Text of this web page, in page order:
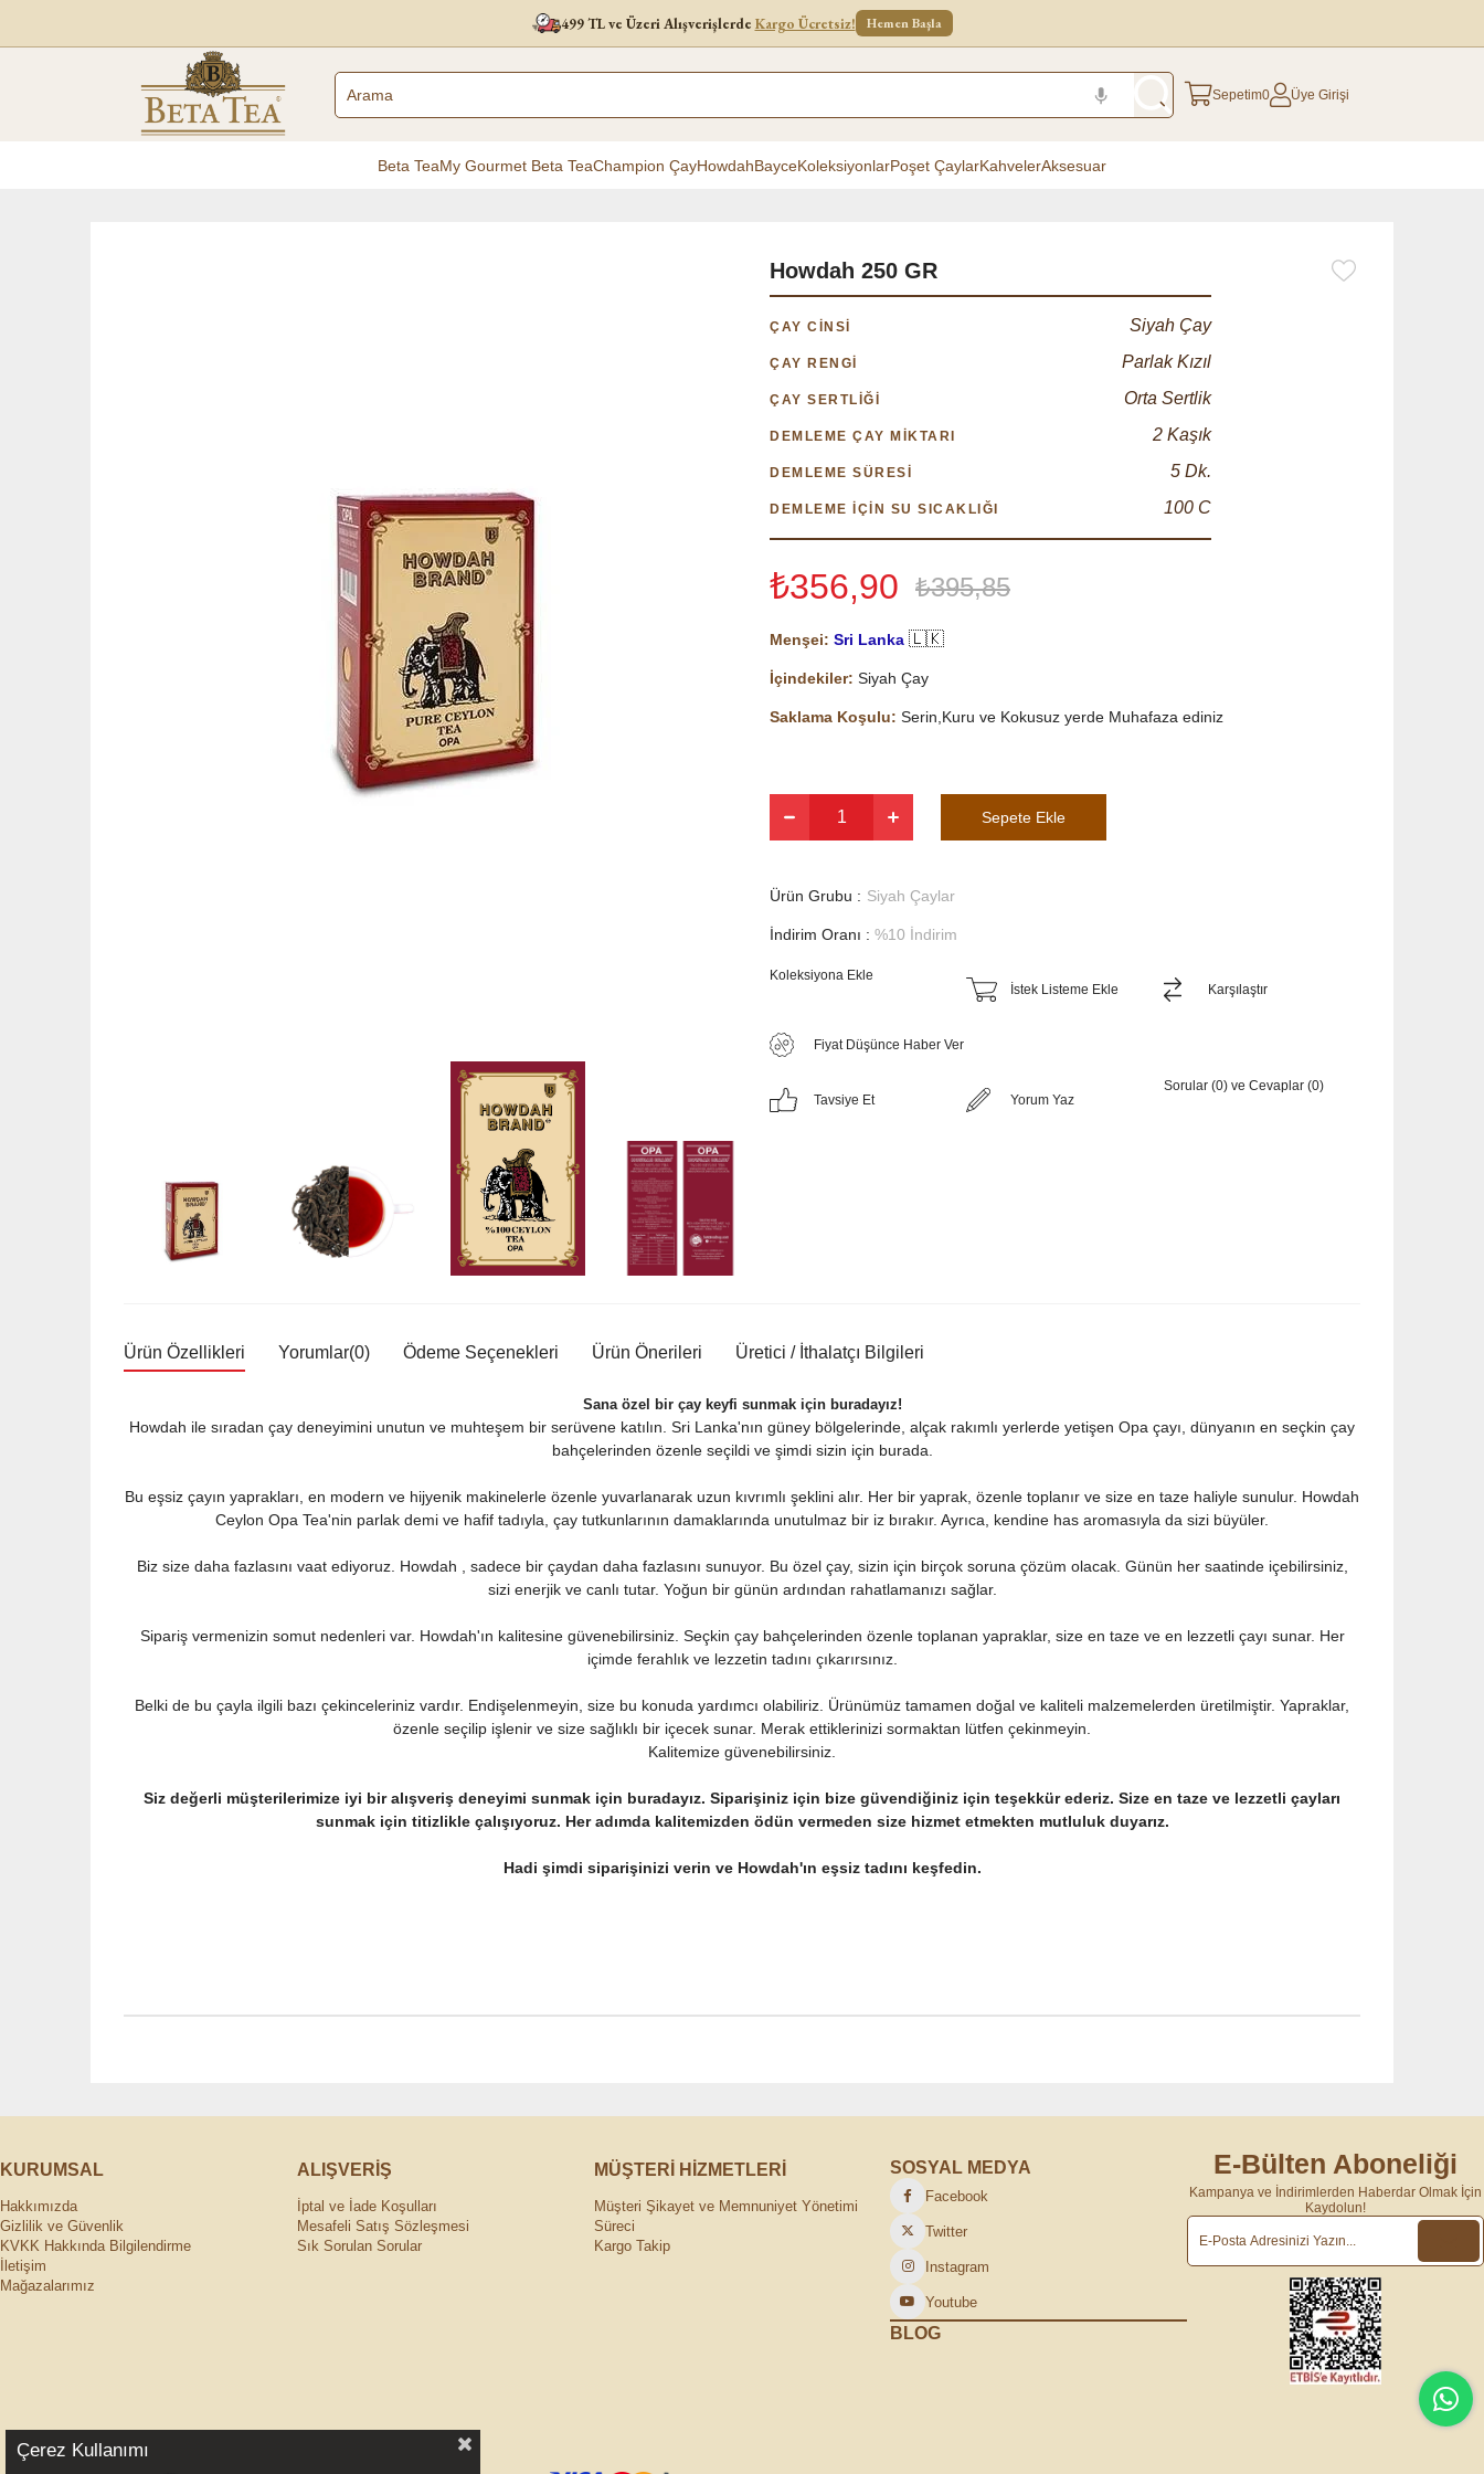
499 TL ve Üzeri Alışverişlerde Kargo Ücretsiz! Hemen Başla
Sepetim0 Üye Girişi
Beta TeaMy Gourmet Beta TeaChampion ÇayHowdahBayceKoleksiyonlarPoşet ÇaylarKahvelerAksesuar
Howdah 250 GR
ÇAY CİNSİ Siyah Çay
ÇAY RENGİ Parlak Kızıl
ÇAY SERTLİĞİ Orta Sertlik
DEMLEME ÇAY MİKTARI 2 Kaşık
DEMLEME SÜRESİ 5 Dk.
DEMLEME İÇİN SU SICAKLIĞI 100 C
₺395,85
₺356,90
Menşei: Sri Lanka 🇱🇰
İçindekiler: Siyah Çay
Saklama Koşulu: Serin,Kuru ve Kokusuz yerde Muhafaza ediniz
Ürün Grubu : Siyah Çaylar
İndirim Oranı : %10 İndirim
Koleksiyona Ekle
İstek Listeme Ekle
Karşılaştır
Fiyat Düşünce Haber Ver
Tavsiye Et Yorum Yaz
Sorular (0) ve Cevaplar (0)
Ürün Özellikleri Yorumlar(0) Ödeme Seçenekleri Ürün Önerileri Üretici / İthalatçı Bilgileri
Sana özel bir çay keyfi sunmak için buradayız!
Howdah ile sıradan çay deneyimini unutun ve muhteşem bir serüvene katılın. Sri Lanka'nın güney bölgelerinde, alçak rakımlı yerlerde yetişen Opa çayı, dünyanın en seçkin çay
bahçelerinden özenle seçildi ve şimdi sizin için burada.
Bu eşsiz çayın yaprakları, en modern ve hijyenik makinelerle özenle yuvarlanarak uzun kıvrımlı şeklini alır. Her bir yaprak, özenle toplanır ve size en taze haliyle sunulur. Howdah
Ceylon Opa Tea'nin parlak demi ve hafif tadıyla, çay tutkunlarının damaklarında unutulmaz bir iz bırakır. Ayrıca, kendine has aromasıyla da sizi büyüler.
Biz size daha fazlasını vaat ediyoruz. Howdah , sadece bir çaydan daha fazlasını sunuyor. Bu özel çay, sizin için birçok soruna çözüm olacak. Günün her saatinde içebilirsiniz,
sizi enerjik ve canlı tutar. Yoğun bir günün ardından rahatlamanızı sağlar.
Sipariş vermenizin somut nedenleri var. Howdah'ın kalitesine güvenebilirsiniz. Seçkin çay bahçelerinden özenle toplanan yapraklar, size en taze ve en lezzetli çayı sunar. Her
içimde ferahlık ve lezzetin tadını çıkarırsınız.
Belki de bu çayla ilgili bazı çekinceleriniz vardır. Endişelenmeyin, size bu konuda yardımcı olabiliriz. Ürünümüz tamamen doğal ve kaliteli malzemelerden üretilmiştir. Yapraklar,
özenle seçilip işlenir ve size sağlıklı bir içecek sunar. Merak ettiklerinizi sormaktan lütfen çekinmeyin.
Kalitemize güvenebilirsiniz.
Siz değerli müşterilerimize iyi bir alışveriş deneyimi sunmak için buradayız. Siparişiniz için bize güvendiğiniz için teşekkür ederiz. Size en taze ve lezzetli çayları
sunmak için titizlikle çalışıyoruz. Her adımda kalitemizden ödün vermeden size hizmet etmekten mutluluk duyarız.
Hadi şimdi siparişinizi verin ve Howdah'ın eşsiz tadını keşfedin.
KURUMSAL
Hakkımızda
Gizlilik ve Güvenlik
KVKK Hakkında Bilgilendirme
İletişim
Mağazalarımız
ALIŞVERİŞ
İptal ve İade Koşulları
Mesafeli Satış Sözleşmesi
Sık Sorulan Sorular
MÜŞTERİ HİZMETLERİ
Müşteri Şikayet ve Memnuniyet Yönetimi
Süreci
Kargo Takip
SOSYAL MEDYA
Facebook
Twitter
Instagram
Youtube
BLOG
E-Bülten Aboneliği
Kampanya ve İndirimlerden Haberdar Olmak İçin
Kaydolun!
Çerez Kullanımı